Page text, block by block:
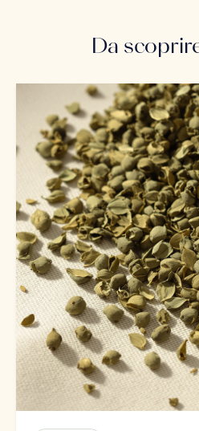
Da